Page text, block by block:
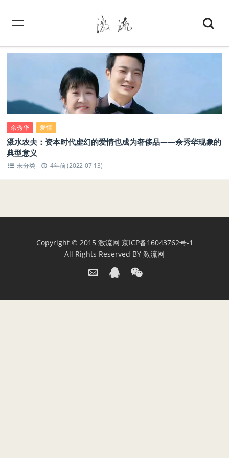
余秀华 爱情
滠水农夫：资本时代虚幻的爱情也成为奢侈品——余秀华现象的
典型意义
未分类 4年前 (2022-07-13)
Copyright © 2015 激流网 京ICP备16043762号-1
All Rights Reserved BY 激流网